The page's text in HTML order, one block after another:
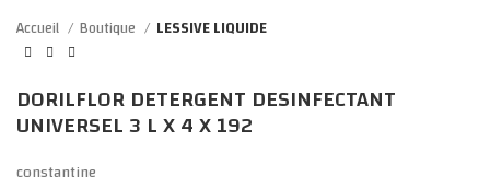
Accueil Boutique LESSIVE LIQUIDE
DORILFLOR DETERGENT DESINFECTANT
UNIVERSEL 3 L X 4 X 192
constantine